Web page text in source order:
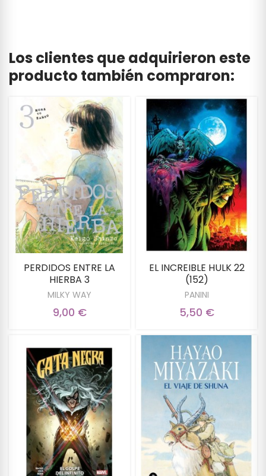
Los clientes que adquirieron este
producto también compraron:
PERDIDOS ENTRE LA
HIERBA 3
MILKY WAY
9,00 €
EL INCREIBLE HULK 22
(152)
PANINI
5,50 €